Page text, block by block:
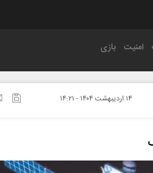
امنیت بازی
۱۴ ارديبهشت ۱۴۰۴ - ۱۴:۲۱